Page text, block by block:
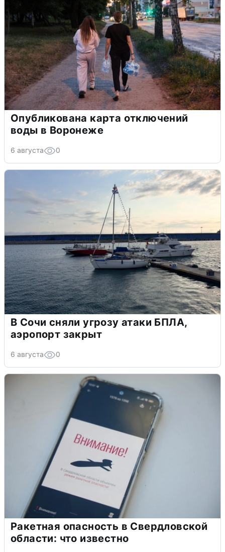
Опубликована карта отключений
воды в Воронеже
6 августа 0
В Сочи сняли угрозу атаки БПЛА,
аэропорт закрыт
6 августа 0
Ракетная опасность в Свердловской
области: что известно